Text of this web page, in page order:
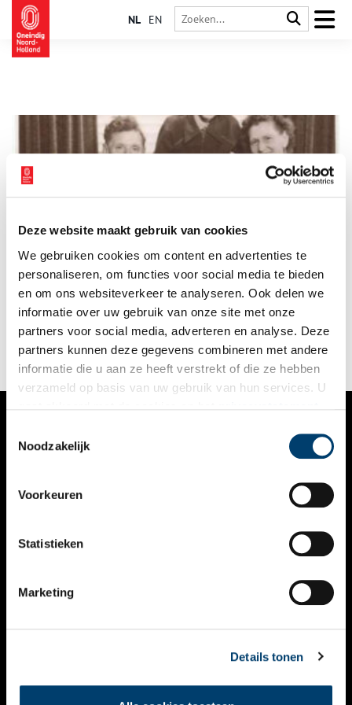
Deze website maakt gebruik van cookies
We gebruiken cookies om content en advertenties te
personaliseren, om functies voor social media te bieden
en om ons websiteverkeer te analyseren. Ook delen we
informatie over uw gebruik van onze site met onze
partners voor social media, adverteren en analyse. Deze
partners kunnen deze gegevens combineren met andere
informatie die u aan ze heeft verstrekt of die ze hebben
verzameld op basis van uw gebruik van hun services. U
Noodzakelijk
Voorkeuren
Statistieken
Marketing
Details tonen
NL EN
In de jaren vijftig en zestig verlieten veel Nederlandse families
hun land om elders een nieuwe toekomst op te bouwen. Ze
emigreerden naar Australië, Canada, de Verenigde Staten of
Nieuw-Zeeland. Zo ook de familie Lont uit Hippolytushoef, die
op 11 februari 1953 uit Amsterdam vertrok met de MV Fairsea.
John Lont vertelt in dit verhaal over hun reis en aankomst op
18 maart 1953 in de haven van Melbourne.
VERHALEN
KALENDER
THEMA’S
VIDEO’S
CONTACT